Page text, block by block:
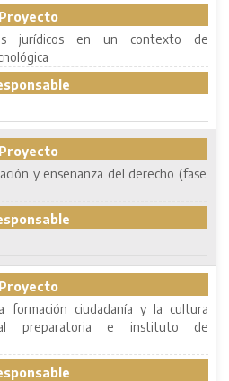
Proyecto
jurídicos en un contexto de
Proyecto
y enseñanza del derecho (fase
Proyecto
formación ciudadanía y la cultura
preparatoria e instituto de